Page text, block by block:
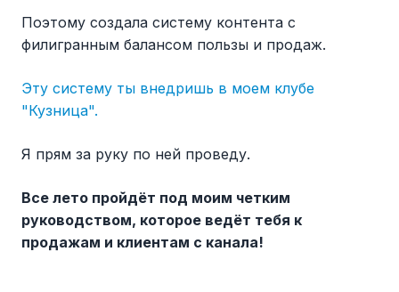
Поэтому создала систему контента с
филигранным балансом пользы и продаж.
Эту систему ты внедришь в моем клубе
"Кузница".
Я прям за руку по ней проведу.
Все лето пройдёт под моим четким
руководством, которое ведёт тебя к
продажам и клиентам с канала!